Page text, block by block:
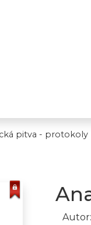
pitva - protokoly
Autor: